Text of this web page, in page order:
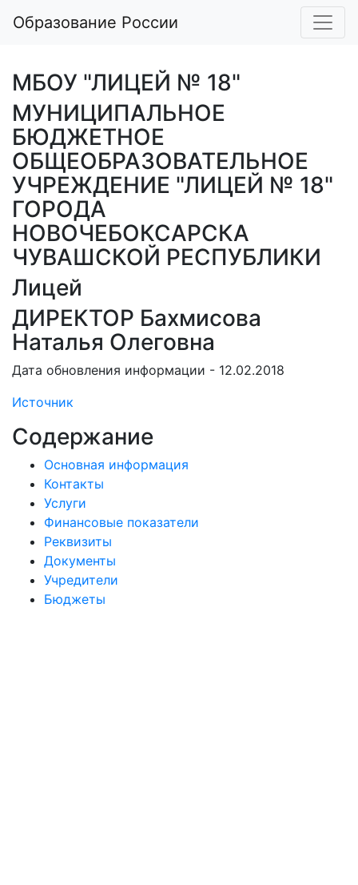
Образование России
МБОУ "ЛИЦЕЙ № 18"
МУНИЦИПАЛЬНОЕ
БЮДЖЕТНОЕ
ОБЩЕОБРАЗОВАТЕЛЬНОЕ
УЧРЕЖДЕНИЕ "ЛИЦЕЙ № 18"
ГОРОДА
НОВОЧЕБОКСАРСКА
ЧУВАШСКОЙ РЕСПУБЛИКИ
Лицей
ДИРЕКТОР Бахмисова
Наталья Олеговна
Дата обновления информации - 12.02.2018
Источник
Содержание
Основная информация
Контакты
Услуги
Финансовые показатели
Реквизиты
Документы
Учредители
Бюджеты